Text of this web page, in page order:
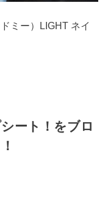
ミー）LIGHT ネイ
ート！をブロ